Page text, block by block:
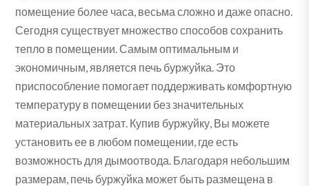
помещение более часа, весьма сложно и даже опасно.
Сегодня существует множество способов сохранить
тепло в помещении. Самым оптимальным и
экономичным, является печь буржуйка. Это
приспособление помогает поддерживать комфортную
температуру в помещении без значительных
материальных затрат. Купив буржуйку, Вы можете
установить ее в любом помещении, где есть
возможность для дымоотвода. Благодаря небольшим
размерам, печь буржуйка может быть размещена в